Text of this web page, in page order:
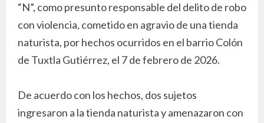
“N”, como presunto responsable del delito de robo
con violencia, cometido en agravio de una tienda
naturista, por hechos ocurridos en el barrio Colón
de Tuxtla Gutiérrez, el 7 de febrero de 2026.
De acuerdo con los hechos, dos sujetos
ingresaron a la tienda naturista y amenazaron con